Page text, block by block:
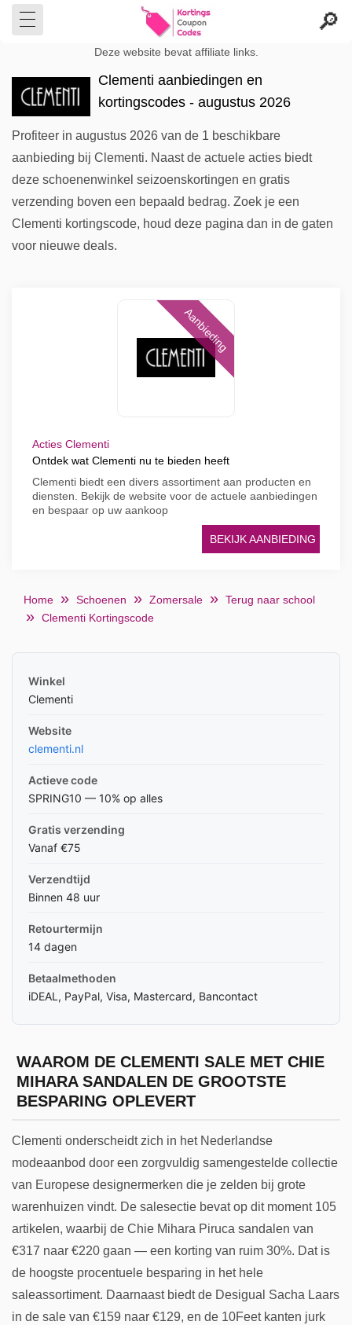
Deze website bevat affiliate links.
Clementi aanbiedingen en
kortingscodes - augustus 2026
Profiteer in augustus 2026 van de 1 beschikbare
aanbieding bij Clementi. Naast de actuele acties biedt
deze schoenenwinkel seizoenskortingen en gratis
verzending boven een bepaald bedrag. Zoek je een
Clementi kortingscode, houd deze pagina dan in de gaten
voor nieuwe deals.
Aanbieding
Acties Clementi
Ontdek wat Clementi nu te bieden heeft
Clementi biedt een divers assortiment aan producten en
diensten. Bekijk de website voor de actuele aanbiedingen
en bespaar op uw aankoop
BEKIJK AANBIEDING
Home Schoenen Zomersale
Terug naar school
Clementi Kortingscode
Winkel
Clementi
Website
clementi.nl
Actieve code
SPRING10 — 10% op alles
Gratis verzending
Vanaf €75
Verzendtijd
Binnen 48 uur
Retourtermijn
14 dagen
Betaalmethoden
iDEAL, PayPal, Visa, Mastercard, Bancontact
WAAROM DE CLEMENTI SALE MET CHIE
MIHARA SANDALEN DE GROOTSTE
BESPARING OPLEVERT
Clementi onderscheidt zich in het Nederlandse
modeaanbod door een zorgvuldig samengestelde collectie
van Europese designermerken die je zelden bij grote
warenhuizen vindt. De salesectie bevat op dit moment 105
artikelen, waarbij de Chie Mihara Piruca sandalen van
€317 naar €220 gaan — een korting van ruim 30%. Dat is
de hoogste procentuele besparing in het hele
saleassortiment. Daarnaast biedt de Desigual Sacha Laars
in de sale van €159 naar €129, en de 10Feet kanten jurk